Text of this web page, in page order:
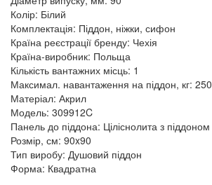
Колір: Білий
Комплектація: Піддон, ніжки, сифон
Країна реєстрації бренду: Чехія
Країна-виробник: Польща
Кількість вантажних місць: 1
Максимал. навантаження на піддон, кг: 250
Матеріал: Акрил
Модель: 309912C
Панель до піддона: Ціліснолита з піддоном
Розмір, см: 90x90
Тип виробу: Душовий піддон
Форма: Квадратна